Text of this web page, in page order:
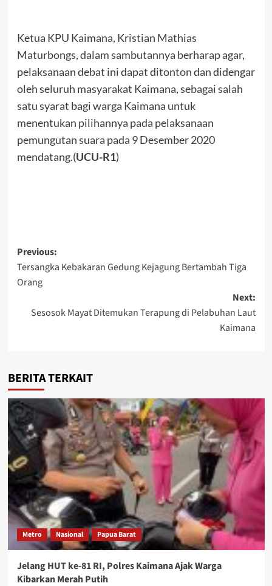
Ketua KPU Kaimana, Kristian Mathias
Maturbongs, dalam sambutannya berharap agar,
pelaksanaan debat ini dapat ditonton dan didengar
oleh seluruh masyarakat Kaimana, sebagai salah
satu syarat bagi warga Kaimana untuk
menentukan pilihannya pada pelaksanaan
pemungutan suara pada 9 Desember 2020
mendatang.(UCU-R1)
Post
navigation
Previous:
Tersangka Kebakaran Gedung Kejagung Bertambah Tiga
Orang
Next:
Sesosok Mayat Ditemukan Terapung di Pelabuhan Laut
Kaimana
BERITA TERKAIT
Metro Nasional Papua Barat
Jelang HUT ke-81 RI, Polres Kaimana Ajak Warga
Kibarkan Merah Putih